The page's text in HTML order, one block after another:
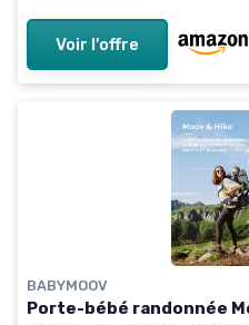
Voir l'offre
BABYMOOV
Porte-bébé randonnée